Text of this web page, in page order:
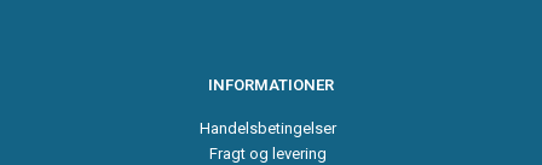
INFORMATIONER
Handelsbetingelser
Fragt og levering